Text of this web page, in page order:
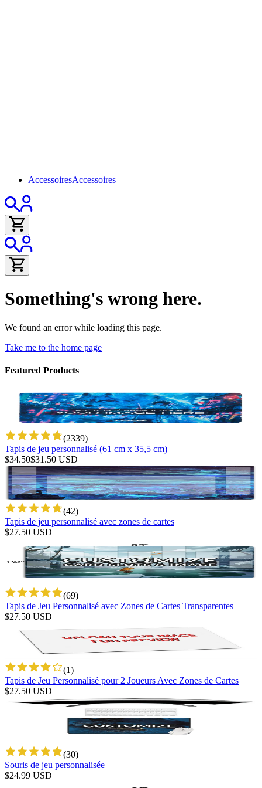
AccessoiresAccessoires
Something's wrong here.
We found an error while loading this page.
Take me to the home page
Featured Products
(2339)
Tapis de jeu personnalisé (61 cm x 35,5 cm)
$34.50$31.50 USD
(42)
Tapis de jeu personnalisé avec zones de cartes
$27.50 USD
(69)
Tapis de Jeu Personnalisé avec Zones de Cartes Transparentes
$27.50 USD
(1)
Tapis de Jeu Personnalisé pour 2 Joueurs Avec Zones de Cartes
$27.50 USD
(30)
Souris de jeu personnalisée
$24.99 USD